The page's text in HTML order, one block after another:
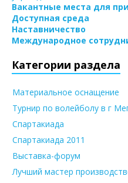
Вакантные места для
Доступная среда
Наставничество
Международное
Категории раздела
Материальное оснащение
Турнир по волейболу в г
Спартакиада
Спартакиада 2011
Выставка-форум
Лучший мастер